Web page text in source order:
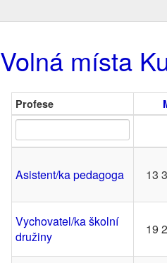
Volná místa
Profese
Asistent/ka pedagoga 13
Vychovatel/ka školní
družiny
19